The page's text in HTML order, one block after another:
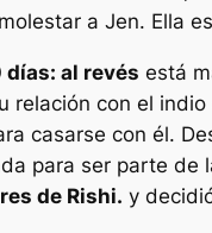
a Jen. Ella
días: al revés está
relación con el
casarse con él.
para ser parte de
de Rishi. y